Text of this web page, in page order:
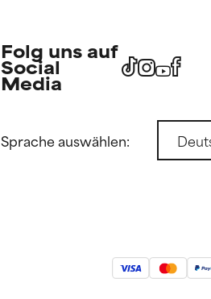
Folg uns auf
Social
Media
Sprache auswählen: